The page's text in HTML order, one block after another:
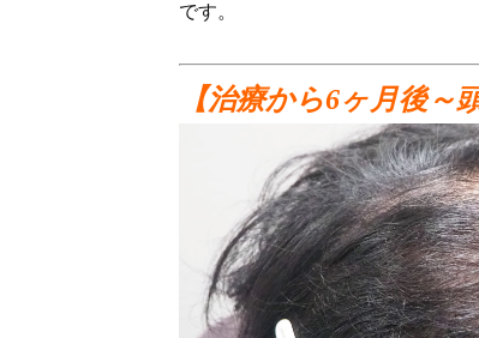
です。
【治療から6ヶ月後～